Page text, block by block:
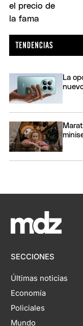
La
SECCIONES
Últimas noticias
Economía
Policiales
Mundo